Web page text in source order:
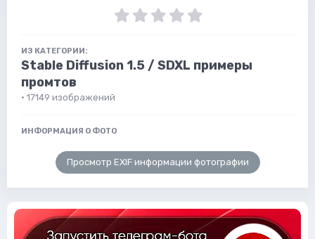
ИЗ КАТЕГОРИИ:
Stable Diffusion 1.5 / SDXL примеры
промтов
· 17149 изображений
ИНФОРМАЦИЯ О ФОТО
Просмотр EXIF информации фотографии